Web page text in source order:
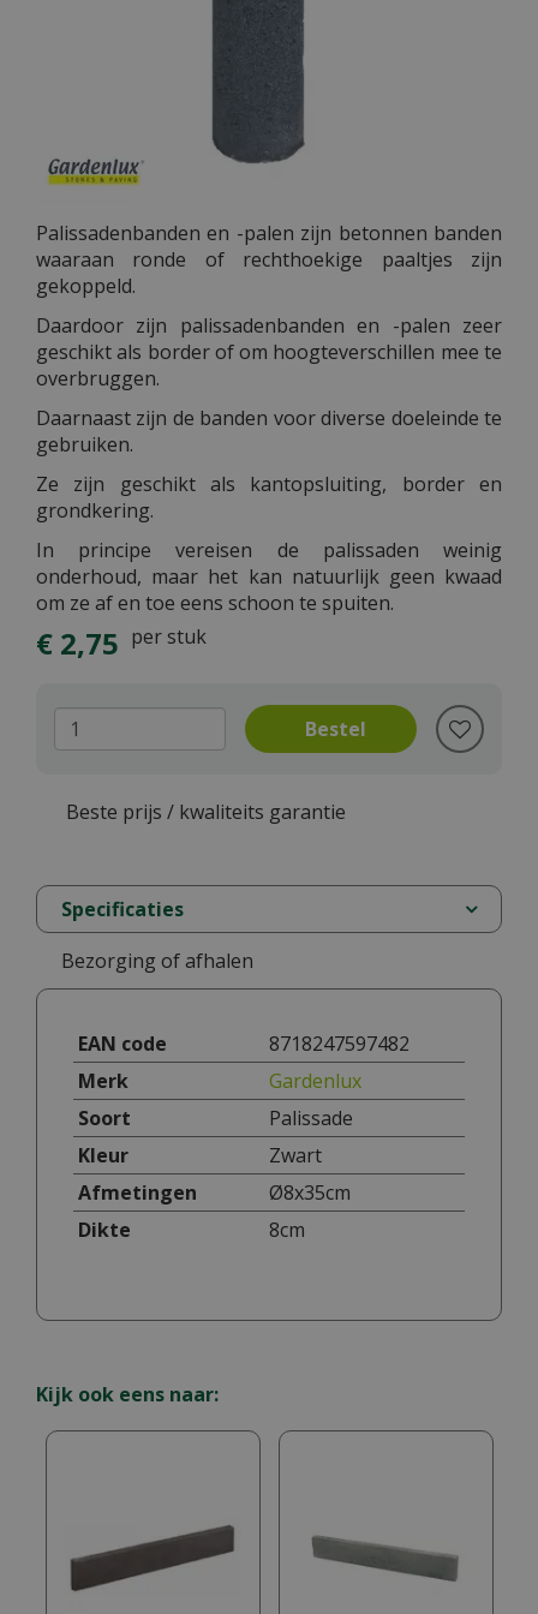
Palissadenbanden en -palen zijn betonnen banden
waaraan ronde of rechthoekige paaltjes zijn
gekoppeld.
Daardoor zijn palissadenbanden en -palen zeer
geschikt als border of om hoogteverschillen mee te
overbruggen.
Daarnaast zijn de banden voor diverse doeleinde te
gebruiken.
Ze zijn geschikt als kantopsluiting, border en
grondkering.
In principe vereisen de palissaden weinig
onderhoud, maar het kan natuurlijk geen kwaad
om ze af en toe eens schoon te spuiten.
€ 2,75 per stuk
Beste prijs / kwaliteits garantie
Specificaties
Bezorging of afhalen
EAN code
8718247597482
Merk
Gardenlux
Soort
Palissade
Kleur
Zwart
Afmetingen
Ø8x35cm
Dikte
8cm
Kijk ook eens naar: